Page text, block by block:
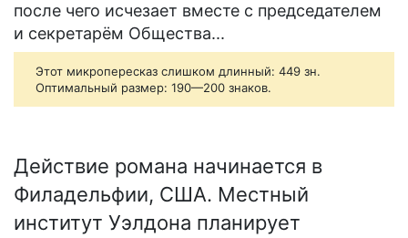
после чего исчезает вместе с председателем
и секретарём Общества...
Этот микропересказ слишком длинный: 449 зн.
Оптимальный размер: 190—200 знаков.
Действие романа начинается в
Филадельфии, США. Местный
институт Уэлдона планирует